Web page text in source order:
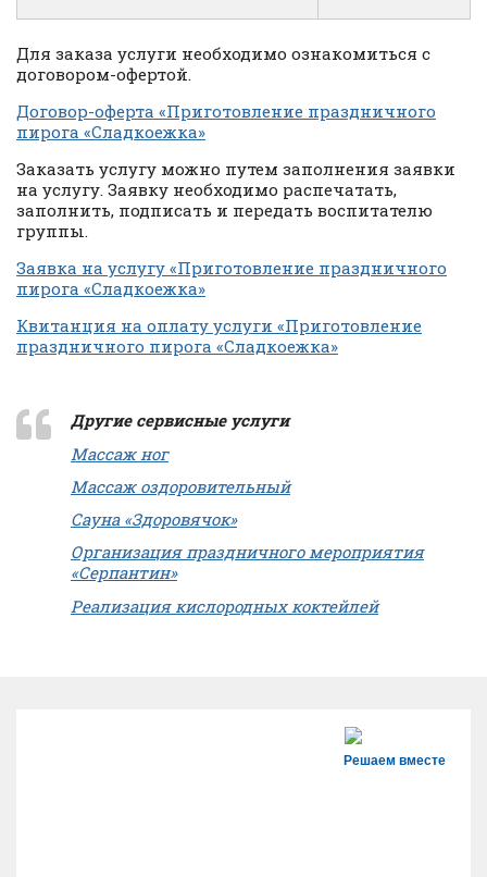
Для заказа услуги необходимо ознакомиться с
договором-офертой.
Договор-оферта «Приготовление праздничного
пирога «Сладкоежка»
Заказать услугу можно путем заполнения заявки
на услугу. Заявку необходимо распечатать,
заполнить, подписать и передать воспитателю
группы.
Заявка на услугу «Приготовление праздничного
пирога «Сладкоежка»
Квитанция на оплату услуги «Приготовление
праздничного пирога «Сладкоежка»
Другие сервисные услуги
Массаж ног
Массаж оздоровительный
Сауна «Здоровячок»
Организация праздничного мероприятия
«Серпантин»
Реализация кислородных коктейлей
Решаем вместе